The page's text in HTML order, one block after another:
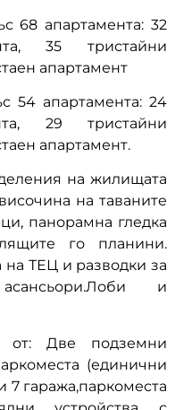
68 апартамента: 32
35 тристайни
апартамент
54 апартамента: 24
29 тристайни
апартамент.
на жилищата
на таваните
панорамна гледка
го планини.
ТЕЦ и разводки за
и
Две подземни
(единични
7 гаража,паркоместа